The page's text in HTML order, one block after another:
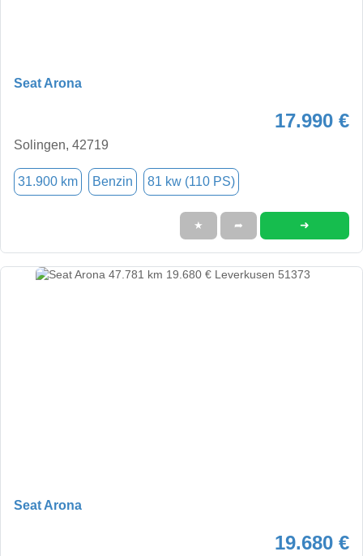
Seat Arona
17.990 €
Solingen, 42719
31.900 km Benzin 81 kw (110 PS)
★ ➦ ➜
Seat Arona
19.680 €